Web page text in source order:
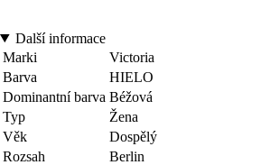
Další informace
Marki
Victoria
Barva
HIELO
Dominantní barva Béžová
Typ
Žena
Věk
Dospělý
Rozsah
Berlin